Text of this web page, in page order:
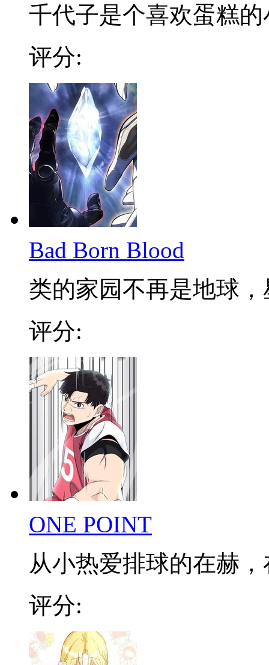
千代子是个喜欢蛋糕的
评分:
Bad Born Blood
类的家园不再是地球，
评分:
ONE POINT
从小热爱排球的在赫，
评分: